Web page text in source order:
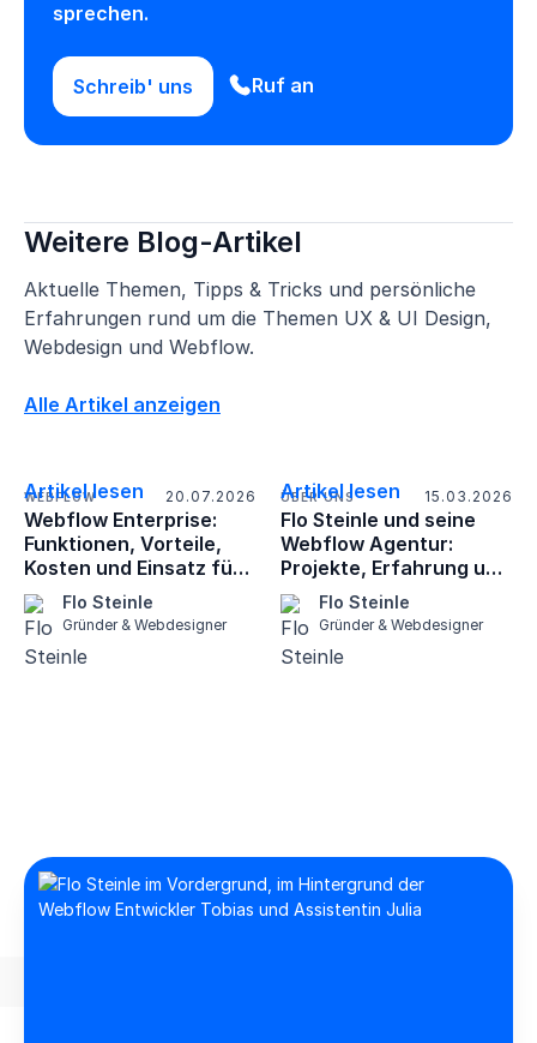
sprechen.
Schreib' uns Ruf an
Weitere Blog-Artikel
Aktuelle Themen, Tipps & Tricks und persönliche
Erfahrungen rund um die Themen UX & UI Design,
Webdesign und Webflow.
Alle Artikel anzeigen
WEBFLOW 20.07.2026
Webflow Enterprise:
Funktionen, Vorteile,
Kosten und Einsatz für
Unternehmen
Artikel lesen
Flo Steinle
Gründer & Webdesigner
ÜBER UNS 15.03.2026
Flo Steinle und seine
Webflow Agentur:
Projekte, Erfahrung und
Erfolgsgeschichte
Artikel lesen
Flo Steinle
Gründer & Webdesigner